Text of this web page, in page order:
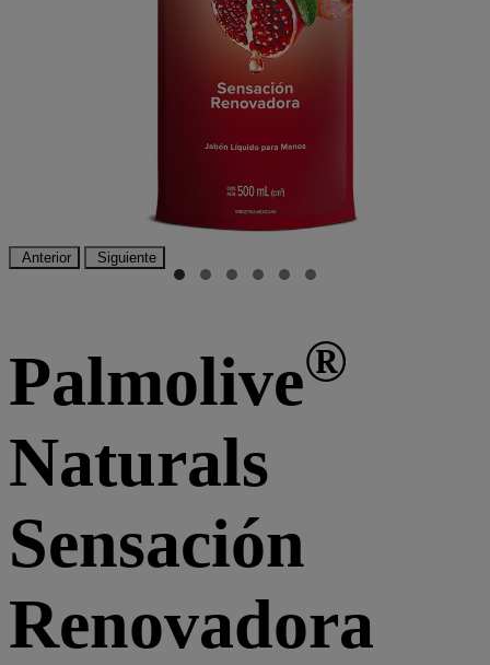
Anterior Siguiente
Palmolive®
Naturals
Sensación
Renovadora